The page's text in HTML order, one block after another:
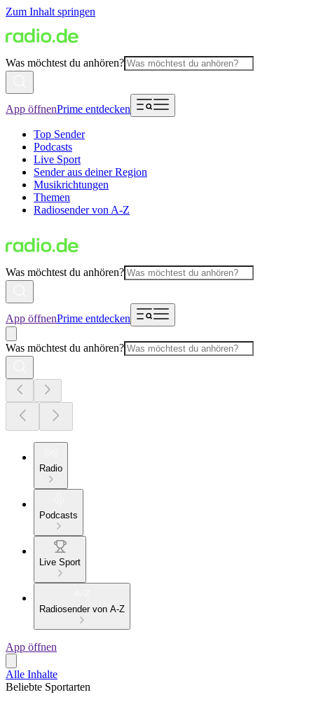
Zum Inhalt springen
Was möchtest du anhören?
App öffnenPrime entdecken
Top Sender
Podcasts
Live Sport
Sender aus deiner Region
Musikrichtungen
Themen
Radiosender von A-Z
Was möchtest du anhören?
App öffnenPrime entdecken
Was möchtest du anhören?
Radio
Podcasts
Live Sport
Radiosender von A-Z
App öffnen
Alle Inhalte
Beliebte Sportarten